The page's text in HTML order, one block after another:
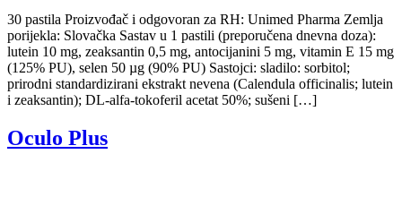
30 pastila Proizvođač i odgovoran za RH: Unimed Pharma Zemlja
porijekla: Slovačka Sastav u 1 pastili (preporučena dnevna doza):
lutein 10 mg, zeaksantin 0,5 mg, antocijanini 5 mg, vitamin E 15 mg
(125% PU), selen 50 µg (90% PU) Sastojci: sladilo: sorbitol;
prirodni standardizirani ekstrakt nevena (Calendula officinalis; lutein
i zeaksantin); DL-alfa-tokoferil acetat 50%; sušeni […]
Oculo Plus